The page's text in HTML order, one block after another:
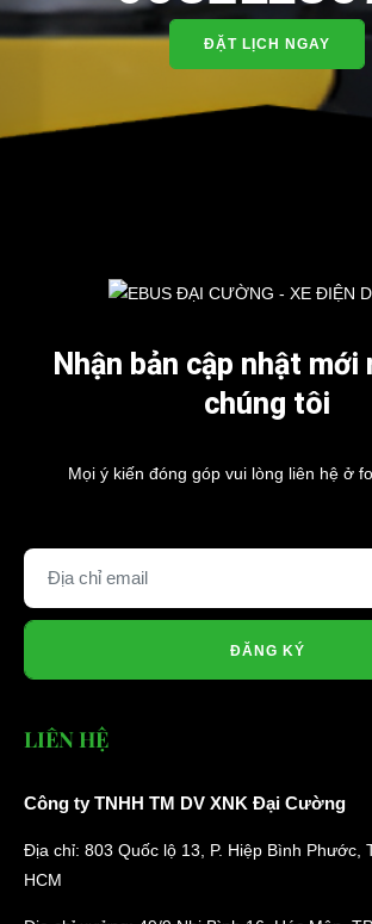
Liên hệ
Lượt xem: 837
ĐẶT LỊCH NGAY
Nhận bản cập nhật mới
chúng tôi
Mọi ý kiến đóng góp vui lòng liên hệ ở
ĐĂNG KÝ
LIÊN HỆ
Công ty TNHH TM DV XNK Đại Cường
Địa chỉ: 803 Quốc lộ 13, P. Hiệp Bình Phước,
HCM